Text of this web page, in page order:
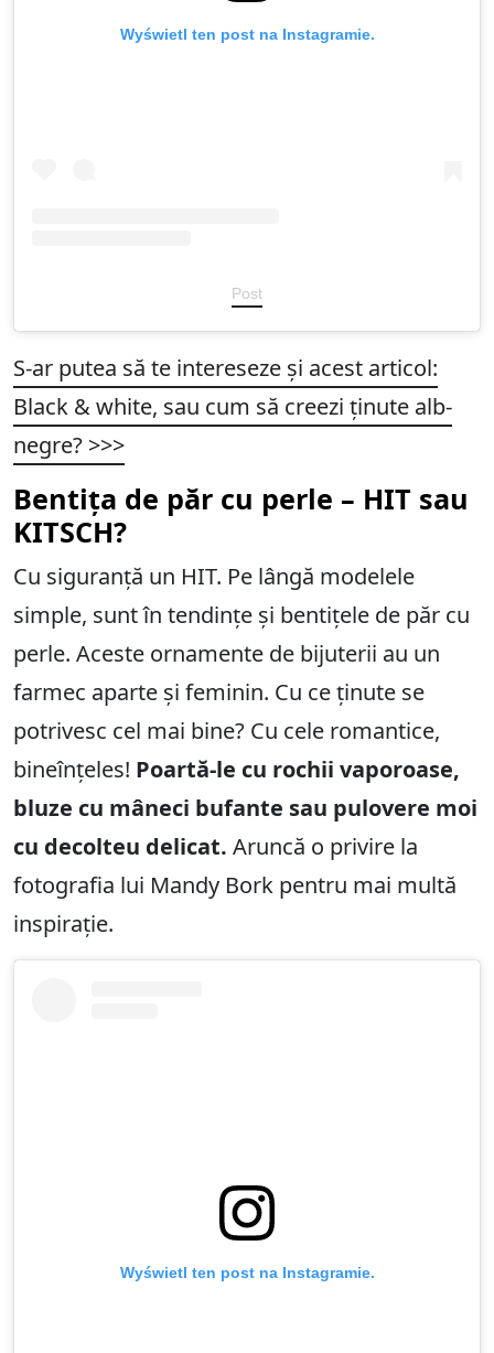
Wyświetl ten post na Instagramie.
Post
S-ar putea să te intereseze și acest articol:
Black & white, sau cum să creezi ținute alb-
negre? >>>
Bentița de păr cu perle – HIT sau
KITSCH?
Cu siguranță un HIT. Pe lângă modelele
simple, sunt în tendințe și bentițele de păr cu
perle. Aceste ornamente de bijuterii au un
farmec aparte și feminin. Cu ce ținute se
potrivesc cel mai bine? Cu cele romantice,
bineînțeles! Poartă-le cu rochii vaporoase,
bluze cu mâneci bufante sau pulovere moi
cu decolteu delicat. Aruncă o privire la
fotografia lui Mandy Bork pentru mai multă
inspirație.
Wyświetl ten post na Instagramie.